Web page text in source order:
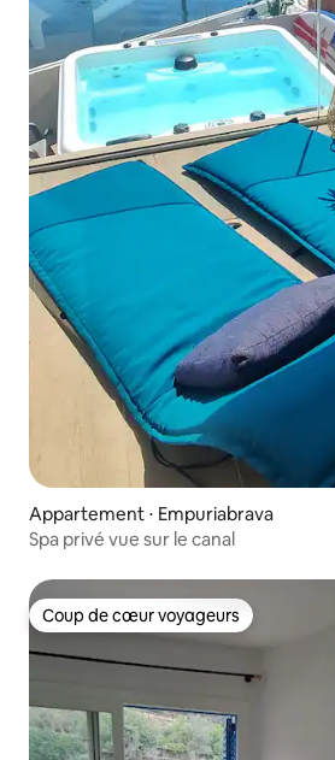
Appartement ⋅ Empuriabrava
Spa privé vue sur le canal
Coup de cœur voyageurs
Coup de cœur voyageurs